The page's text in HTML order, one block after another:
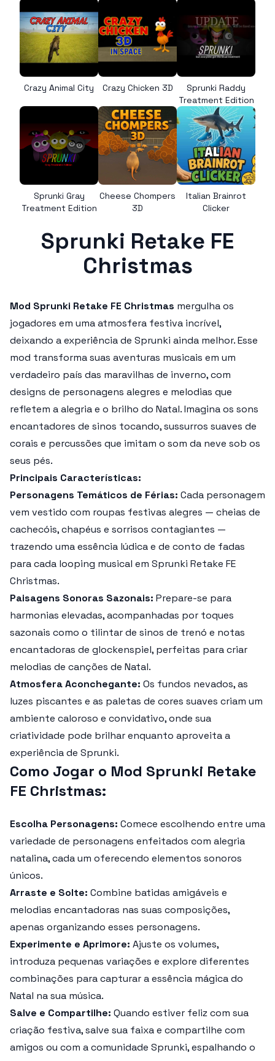
Crazy Animal City Crazy Chicken 3D
Sprunki Raddy
Treatment Edition
Sprunki Gray
Treatment Edition
Cheese Chompers
3D
Italian Brainrot
Clicker
Sprunki Retake FE
Christmas
Mod Sprunki Retake FE Christmas mergulha os
jogadores em uma atmosfera festiva incrível,
deixando a experiência de Sprunki ainda melhor. Esse
mod transforma suas aventuras musicais em um
verdadeiro país das maravilhas de inverno, com
designs de personagens alegres e melodias que
refletem a alegria e o brilho do Natal. Imagina os sons
encantadores de sinos tocando, sussurros suaves de
corais e percussões que imitam o som da neve sob os
seus pés.
Principais Características:
Personagens Temáticos de Férias: Cada personagem
vem vestido com roupas festivas alegres — cheias de
cachecóis, chapéus e sorrisos contagiantes —
trazendo uma essência lúdica e de conto de fadas
para cada looping musical em Sprunki Retake FE
Christmas.
Paisagens Sonoras Sazonais: Prepare-se para
harmonias elevadas, acompanhadas por toques
sazonais como o tilintar de sinos de trenó e notas
encantadoras de glockenspiel, perfeitas para criar
melodias de canções de Natal.
Atmosfera Aconchegante: Os fundos nevados, as
luzes piscantes e as paletas de cores suaves criam um
ambiente caloroso e convidativo, onde sua
criatividade pode brilhar enquanto aproveita a
experiência de Sprunki.
Como Jogar o Mod Sprunki Retake
FE Christmas:
Escolha Personagens: Comece escolhendo entre uma
variedade de personagens enfeitados com alegria
natalina, cada um oferecendo elementos sonoros
únicos.
Arraste e Solte: Combine batidas amigáveis e
melodias encantadoras nas suas composições,
apenas organizando esses personagens.
Experimente e Aprimore: Ajuste os volumes,
introduza pequenas variações e explore diferentes
combinações para capturar a essência mágica do
Natal na sua música.
Salve e Compartilhe: Quando estiver feliz com sua
criação festiva, salve sua faixa e compartilhe com
amigos ou com a comunidade Sprunki, espalhando o